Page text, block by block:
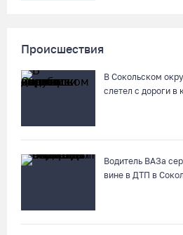
Происшествия
В Сокольском
слетел с дороги в
Водитель ВАЗа
вине в ДТП в